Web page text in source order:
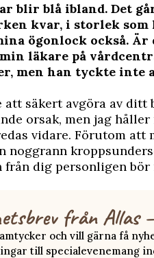
blir blå ibland. Det
kvar, i storlek som
ögonlock också.
läkare på
men han tyckte inte
att säkert avgöra av ditt
orsak, men jag
vidare. Förutom
noggrann
dig personligen bör
från Allas
och vill gärna få
till specialevenemang